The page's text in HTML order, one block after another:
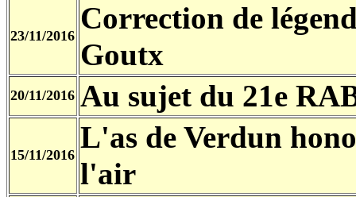
23/11/2016 Correction de
Goutx
20/11/2016 Au sujet du 21e
15/11/2016 L'as de Verdun
l'air